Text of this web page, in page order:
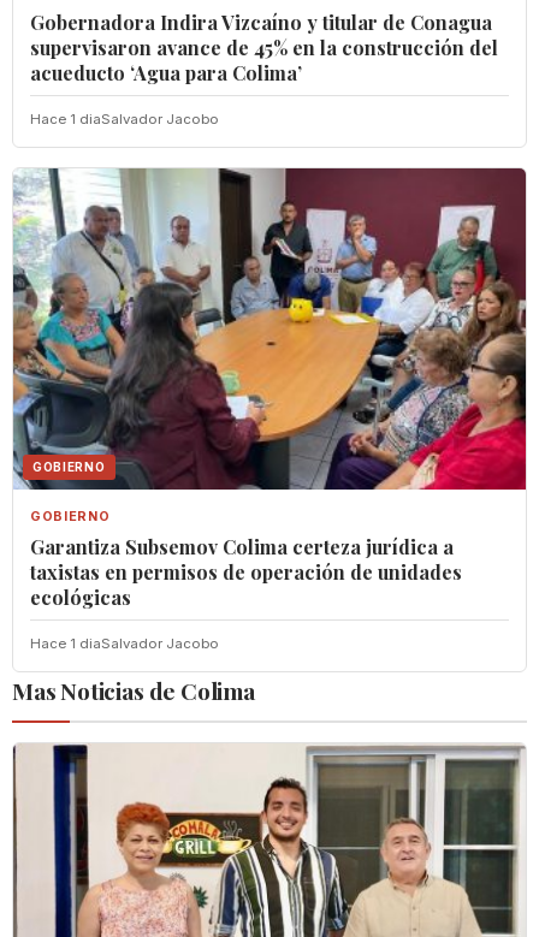
Gobernadora Indira Vizcaíno y titular de Conagua
supervisaron avance de 45% en la construcción del
acueducto ‘Agua para Colima’
Hace 1 diaSalvador Jacobo
GOBIERNO
GOBIERNO
Garantiza Subsemov Colima certeza jurídica a
taxistas en permisos de operación de unidades
ecológicas
Hace 1 diaSalvador Jacobo
Mas Noticias de Colima